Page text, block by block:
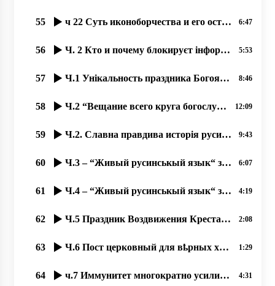
55 ч 22 Суть иконоборчества и его остатки на Западе 17.10.2020. прот. Димитрий Сидор 6:47
56 Ч. 2 Кто и почему блокируєт інформацію о православных Ужгорода؟ 5:53
57 Ч.1 Унікальность праздника Богоявленія-2020 в Ужгороді на Уж-Иордані. 8:46
58 Ч.2 “Вещание всего круга богослужений во время карантина“, 18.09.2020 прот. Димитрий Сидор 12:09
59 Ч.2. Славна правдива исторія русинов! 9:43
60 Ч.3 – “Живый русинськый язык“ з Оленов Копинець-Барта од 14.11.2019 6:07
61 Ч.4 – “Живый русинськый язык“ з Оленов Копинець-Барта од 15.11.2019 4:19
62 Ч.5 Праздник Воздвижения Креста Господня – любимый праздник наших людей 23.09.2020, прот. Д. Сидор 2:08
63 Ч.6 Пост церковный для вҍрных християн великое благо – и для души, и для тҍла, 24.09.2020, 1:29
64 ч.7 Иммунитет многократно усиливается при духовном образе жизни, 25.09.2020 прот. Димитрий Сидор 4:31